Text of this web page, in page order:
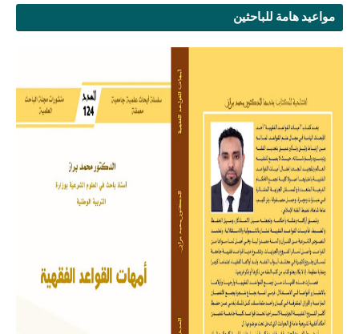
مواعيد هامة للباحثين